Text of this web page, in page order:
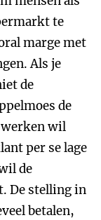
te
marge met
Als je
de
de
wil
per se lage
de
De stelling in
betalen,